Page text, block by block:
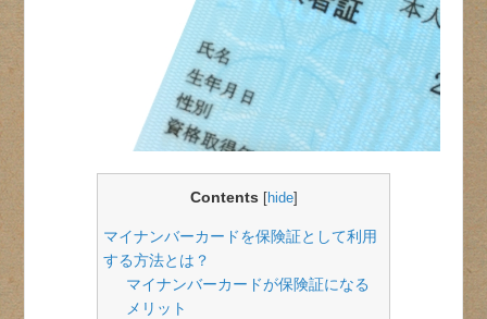
Contents [hide]
マイナンバーカードを保険証として利用
する方法とは？
マイナンバーカードが保険証になる
メリット